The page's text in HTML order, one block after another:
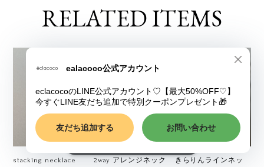
RELATED ITEMS
stacking necklace 2way アレンジネック きらりんラインネッ
ショップに質問する